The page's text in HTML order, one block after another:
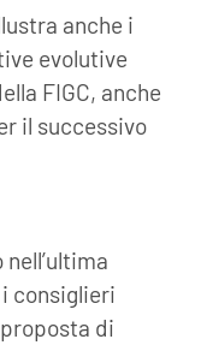
anche i
evolutive
FIGC, anche
il successivo
consiglieri
di